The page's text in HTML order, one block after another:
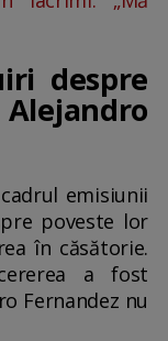
despre
emisiunii
poveste lor
în căsătorie.
a fost
Fernandez nu